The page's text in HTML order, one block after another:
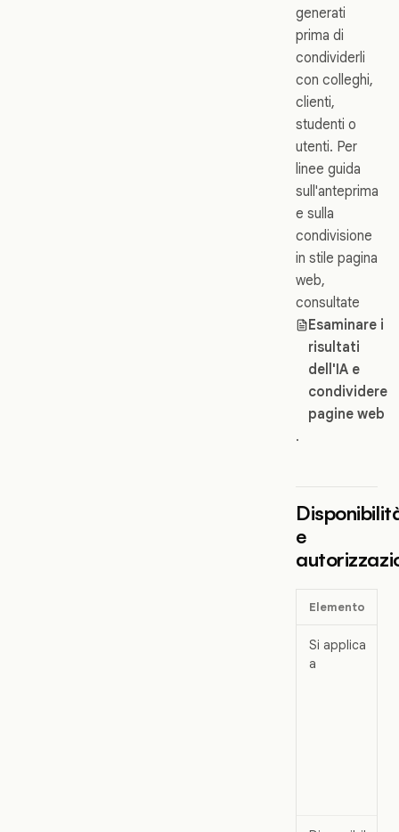
generati
prima di
condividerli
con colleghi,
clienti,
studenti o
utenti. Per
linee guida
sull'anteprima
e sulla
condivisione
in stile pagina
web,
consultate
Esaminare i
risultati
dell'IA e
condividere
pagine web
.
e
Elemento
Si applica
a